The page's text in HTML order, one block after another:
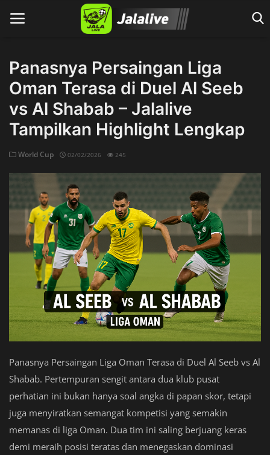
Home
Panasnya Persaingan Liga
Oman Terasa di Duel Al Seeb
vs Al Shabab – Jalalive
Tampilkan Highlight Lengkap
World Cup 02/02/2026 245
Panasnya Persaingan Liga Oman Terasa di Duel Al Seeb vs Al
Shabab. Pertempuran sengit antara dua klub pusat
perhatian ini bukan hanya soal angka di papan skor, tetapi
juga menyiratkan semangat kompetisi yang semakin
memanas di liga Oman. Dua tim ini saling berjuang keras
demi meraih posisi teratas dan menegaskan dominasi